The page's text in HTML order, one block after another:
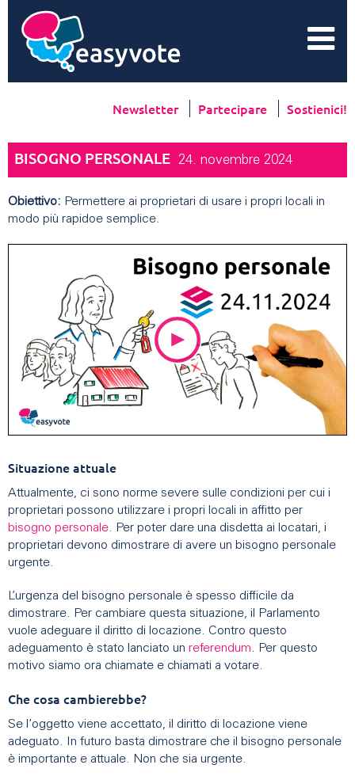
Newsletter Partecipare Sostienici!
BISOGNO PERSONALE 24. novembre 2024
Obiettivo: Permettere ai proprietari di usare i propri locali in
modo più rapidoe semplice.
Situazione attuale
Attualmente, ci sono norme severe sulle condizioni per cui i
proprietari possono utilizzare i propri locali in affitto per
bisogno personale. Per poter dare una disdetta ai locatari, i
proprietari devono dimostrare di avere un bisogno personale
urgente.
L’urgenza del bisogno personale è spesso difficile da
dimostrare. Per cambiare questa situazione, il Parlamento
vuole adeguare il diritto di locazione. Contro questo
adeguamento è stato lanciato un referendum. Per questo
motivo siamo ora chiamate e chiamati a votare.
Che cosa cambierebbe?
Se l’oggetto viene accettato, il diritto di locazione viene
adeguato. In futuro basta dimostrare che il bisogno personale
è importante e attuale. Non che sia urgente.